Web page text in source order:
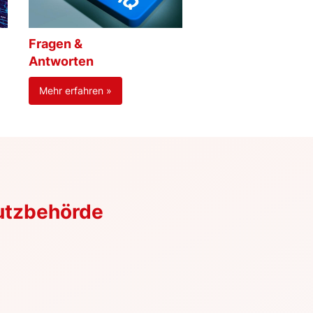
Fragen &
Antworten
Mehr erfahren »